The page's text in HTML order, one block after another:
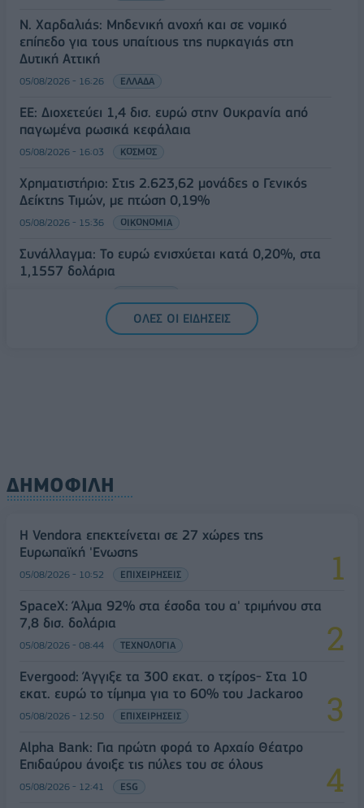
Ν. Χαρδαλιάς: Μηδενική ανοχή και σε νομικό
επίπεδο για τους υπαίτιους της πυρκαγιάς στη
Δυτική Αττική
05/08/2026 - 16:26 ΕΛΛΑΔΑ
ΕΕ: Διοχετεύει 1,4 δισ. ευρώ στην Ουκρανία από
παγωμένα ρωσικά κεφάλαια
05/08/2026 - 16:03 ΚΟΣΜΟΣ
Χρηματιστήριο: Στις 2.623,62 μονάδες ο Γενικός
Δείκτης Τιμών, με πτώση 0,19%
05/08/2026 - 15:36 ΟΙΚΟΝΟΜΙΑ
Συνάλλαγμα: Το ευρώ ενισχύεται κατά 0,20%, στα
1,1557 δολάρια
ΟΛΕΣ ΟΙ ΕΙΔΗΣΕΙΣ
ΔΗΜΟΦΙΛΗ
Η Vendora επεκτείνεται σε 27 χώρες της
Ευρωπαϊκή 'Ενωσης
05/08/2026 - 10:52 ΕΠΙΧΕΙΡΗΣΕΙΣ
SpaceX: Άλμα 92% στα έσοδα του α' τριμήνου στα
7,8 δισ. δολάρια
05/08/2026 - 08:44 ΤΕΧΝΟΛΟΓΙΑ
Evergood: Άγγιξε τα 300 εκατ. ο τζίρος- Στα 10
εκατ. ευρώ το τίμημα για το 60% του Jackaroo
05/08/2026 - 12:50 ΕΠΙΧΕΙΡΗΣΕΙΣ
Alpha Bank: Για πρώτη φορά το Αρχαίο Θέατρο
Επιδαύρου άνοιξε τις πύλες του σε όλους
05/08/2026 - 12:41 ESG